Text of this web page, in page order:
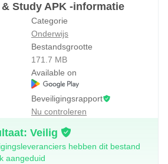
die perfect aansluiten op
voor een snelle
medestudenten
nauwkeurig bij
Focusmodus blokkeert apps die
Study APK -informatie
Categorie
Onderwijs
Bestandsgrootte
171.7 MB
Available on
Beveiligingsrapport
Nu controleren
Veilig
hebben dit bestand
aangeduid